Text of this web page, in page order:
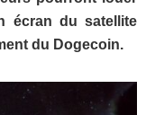
écran du satellite
du Dogecoin.